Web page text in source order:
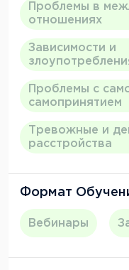
для практики. Но
хочет получить
области
Общая оценка: 4/
Проблемы в
отношениях
Зависимости и
Проблемы с
самопринятием
Тревожные и
расстройства
Формат
Вебинары